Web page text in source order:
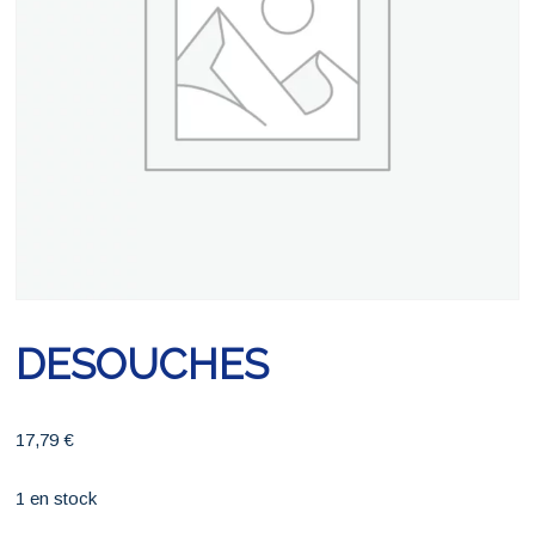
DESOUCHES
17,79€
1 en stock